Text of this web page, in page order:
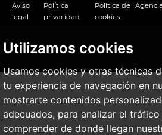
Utilizamos cookies
Usamos cookies y otras técnicas
tu experiencia de navegación en
mostrarte contenidos
adecuados, para analizar el
comprender de donde llegan
Aviso
legal
Política
privacidad
Política de
cookies